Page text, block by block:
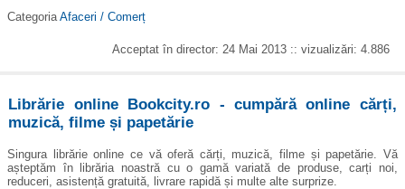
Categoria Afaceri / Comerț
Acceptat în director: 24 Mai 2013 :: vizualizări: 4.886
Librărie online Bookcity.ro - cumpără online cărți,
muzică, filme și papetărie
Singura librărie online ce vă oferă cărți, muzică, filme și papetărie. Vă
așteptăm în librăria noastră cu o gamă variată de produse, carți noi,
reduceri, asistență gratuită, livrare rapidă și multe alte surprize.